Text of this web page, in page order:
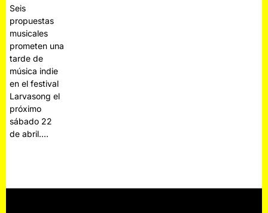
Seis
propuestas
musicales
prometen una
tarde de
música indie
en el festival
Larvasong el
próximo
sábado 22
de abril.…